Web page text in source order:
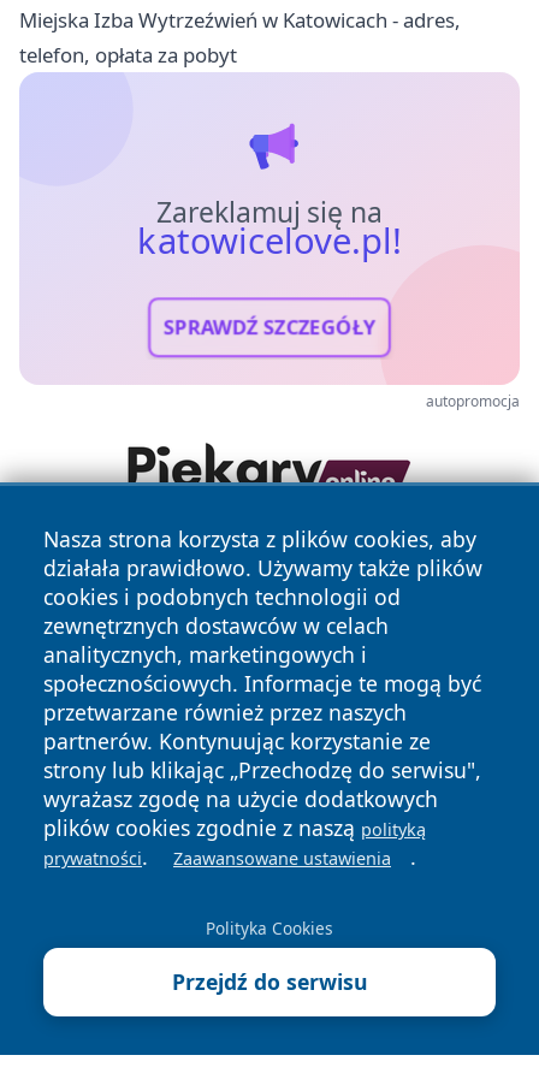
Miejska Izba Wytrzeźwień w Katowicach - adres,
telefon, opłata za pobyt
Zareklamuj się na
katowicelove.pl!
SPRAWDŹ SZCZEGÓŁY
autopromocja
Nasza strona korzysta z plików cookies, aby
działała prawidłowo. Używamy także plików
cookies i podobnych technologii od
zewnętrznych dostawców w celach
analitycznych, marketingowych i
społecznościowych. Informacje te mogą być
przetwarzane również przez naszych
partnerów. Kontynuując korzystanie ze
strony lub klikając „Przechodzę do serwisu",
wyrażasz zgodę na użycie dodatkowych
plików cookies zgodnie z naszą polityką
prywatności. Zaawansowane ustawienia .
Polityka Cookies
Przejdź do serwisu
Copyright © 2026 katowicelove.pl Wszystkie prawa
zastrzeżone.
News Autorzy
Polityka
Prywatności
Polityka
Cookies